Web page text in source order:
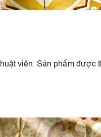
viên. Sản phẩm được